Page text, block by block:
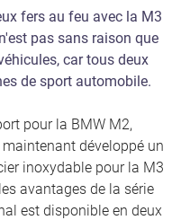
fers au feu avec la M3
pas sans raison que
car tous deux
de sport automobile.
pour la BMW M2,
développé un
inoxydable pour la M3
avantages de la série
est disponible en deux